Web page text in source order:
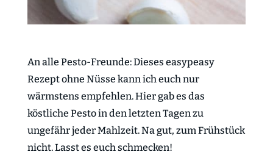
An alle Pesto-Freunde: Dieses easypeasy
Rezept ohne Nüsse kann ich euch nur
wärmstens empfehlen. Hier gab es das
köstliche Pesto in den letzten Tagen zu
ungefähr jeder Mahlzeit. Na gut, zum Frühstück
nicht. Lasst es euch schmecken!